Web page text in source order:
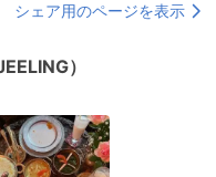
シェア用のページを表示
）